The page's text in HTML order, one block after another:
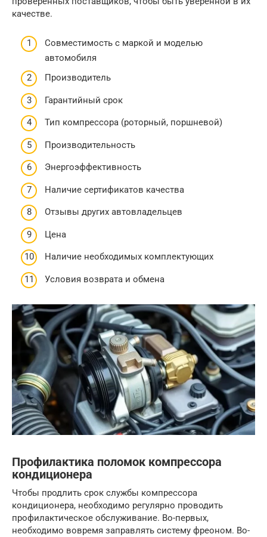
качестве.
Совместимость с маркой и моделью
автомобиля
Производитель
Гарантийный срок
Тип компрессора (роторный, поршневой)
Производительность
Энергоэффективность
Наличие сертификатов качества
Отзывы других автовладельцев
Цена
Наличие необходимых комплектующих
Условия возврата и обмена
Профилактика поломок компрессора
кондиционера
Чтобы продлить срок службы компрессора
кондиционера, необходимо регулярно проводить
профилактическое обслуживание. Во-первых,
необходимо вовремя заправлять систему фреоном. Во-